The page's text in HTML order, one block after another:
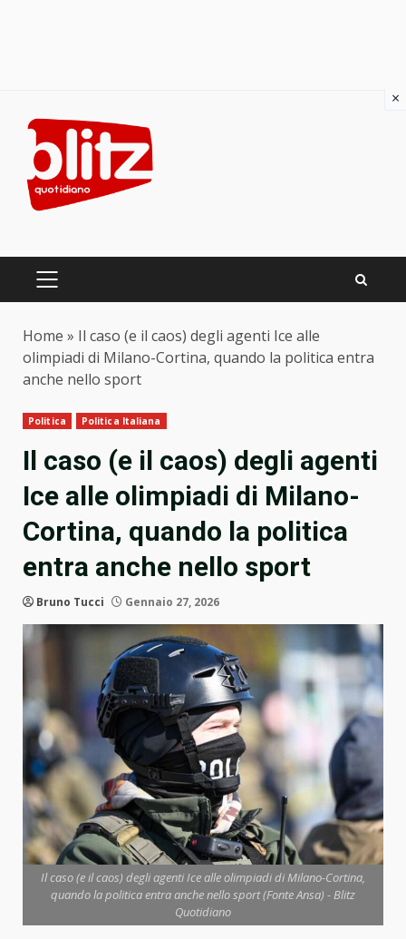
content
PRIMARY
Home » Il caso (e il caos) degli agenti Ice alle
olimpiadi di Milano-Cortina, quando la politica entra
anche nello sport
Politica Politica Italiana
Il caso (e il caos) degli agenti
Ice alle olimpiadi di Milano-
Cortina, quando la politica
entra anche nello sport
Bruno Tucci Gennaio 27, 2026
Il caso (e il caos) degli agenti Ice alle olimpiadi di Milano-Cortina,
quando la politica entra anche nello sport (Fonte Ansa) - Blitz
Quotidiano
×